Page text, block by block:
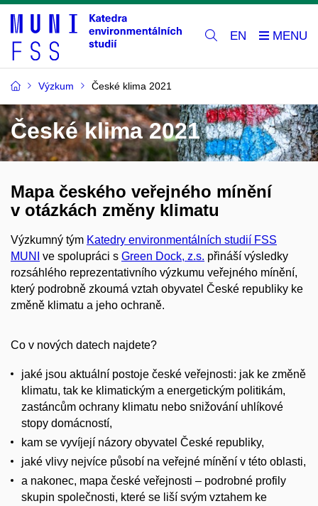
EN
Výzkum České klima 2021
České klima 2021
Mapa českého veřejného mínění
v otázkách změny klimatu
Výzkumný tým Katedry environmentálních studií FSS
MUNI
ve spolupráci s Green Dock, z.s. přináší výsledky
rozsáhlého reprezentativního výzkumu veřejného mínění,
který podrobně zkoumá vztah obyvatel České republiky ke
změně klimatu a jeho ochraně.
Co v nových datech najdete?
jaké jsou aktuální postoje české veřejnosti: jak ke změně
klimatu, tak ke klimatickým a energetickým politikám,
zastáncům ochrany klimatu nebo snižování uhlíkové
stopy domácností,
kam se vyvíjejí názory obyvatel České republiky,
jaké vlivy nejvíce působí na veřejné mínění v této oblasti,
a nakonec, mapa české veřejnosti – podrobné profily
skupin společnosti, které se liší svým vztahem ke